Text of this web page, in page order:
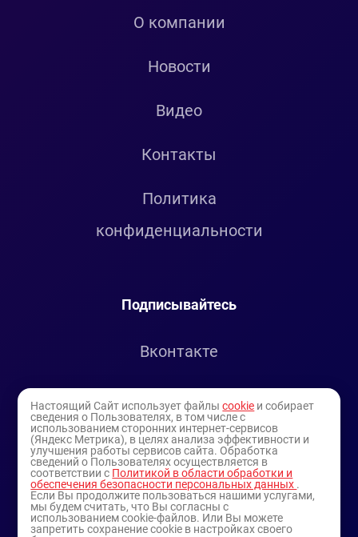
О компании
Новости
Видео
Контакты
Политика
конфиденциальности
Подписывайтесь
Вконтакте
Youtube
Настоящий Сайт использует файлыcookie и собирает
сведения о Пользователях, в том числе с
использованием сторонних интернет-сервисов
(Яндекс Метрика), в целях анализа эффективности и
улучшения работы сервисов сайта. Обработка
сведений о Пользователях осуществляется в
соответствии с Политикой в области обработки и
обеспечения безопасности персональных данных .
Если Вы продолжите пользоваться нашими услугами,
мы будем считать, что Вы согласны с
использованием cookie-файлов. Или Вы можете
запретить сохранение cookie в настройках своего